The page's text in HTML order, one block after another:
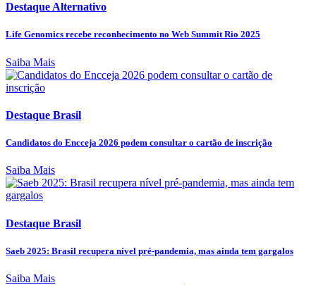
Destaque Alternativo
Life Genomics recebe reconhecimento no Web Summit Rio 2025
Saiba Mais
Destaque Brasil
Candidatos do Encceja 2026 podem consultar o cartão de inscrição
Saiba Mais
Destaque Brasil
Saeb 2025: Brasil recupera nível pré-pandemia, mas ainda tem gargalos
Saiba Mais